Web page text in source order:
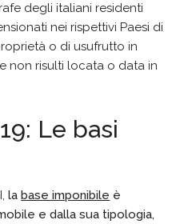
degli italiani residenti
nei rispettivi Paesi di
o di usufrutto in
non risulti locata o data in
Le basi
labase imponibile è
e dalla sua tipologia,